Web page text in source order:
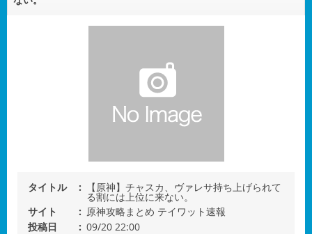
タイトル 【原神】チャスカ、ヴァレサ持ち上げられて
る割には上位に来ない。
サイト
原神攻略まとめ テイワット速報
投稿日
09/20 22:00